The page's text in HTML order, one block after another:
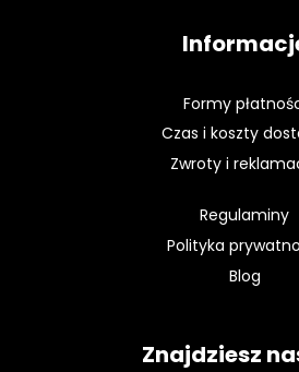
Formy
Czas i koszty
Zwroty i
Regulaminy
Polityka
Blog
Znajdziesz